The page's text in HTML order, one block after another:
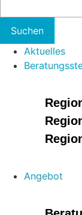
Aktuelles
Angebot